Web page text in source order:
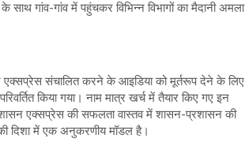
गांव-गांव में पहुंचकर विभिन्न विभागों का मैदानी अमला
एक्सप्रेस संचालित करने के आइडिया को मूर्तरूप देने के लिए
किया गया। नाम मात्र खर्च में तैयार किए गए इन
एक्सप्रेस की सफलता वास्तव में शासन-प्रशासन की
दिशा में एक अनुकरणीय मॉडल है।